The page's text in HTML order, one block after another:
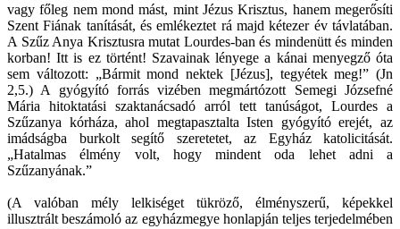
vagy főleg nem mond mást, mint Jézus Krisztus, hanem megerősíti
Szent Fiának tanítását, és emlékeztet rá majd kétezer év távlatában.
A Szűz Anya Krisztusra mutat Lourdes-ban és mindenütt és minden
korban! Itt is ez történt! Szavainak lényege a kánai menyegző óta
sem változott: „Bármit mond nektek [Jézus], tegyétek meg!” (Jn
2,5.) A gyógyító forrás vizében megmártózott Semegi Józsefné
Mária hitoktatási szaktanácsadó arról tett tanúságot, Lourdes a
Szűzanya kórháza, ahol megtapasztalta Isten gyógyító erejét, az
imádságba burkolt segítő szeretetet, az Egyház katolicitását.
„Hatalmas élmény volt, hogy mindent oda lehet adni a
Szűzanyának.”
(A valóban mély lelkiséget tükröző, élményszerű, képekkel
illusztrált beszámoló az egyházmegye honlapján teljes terjedelmében